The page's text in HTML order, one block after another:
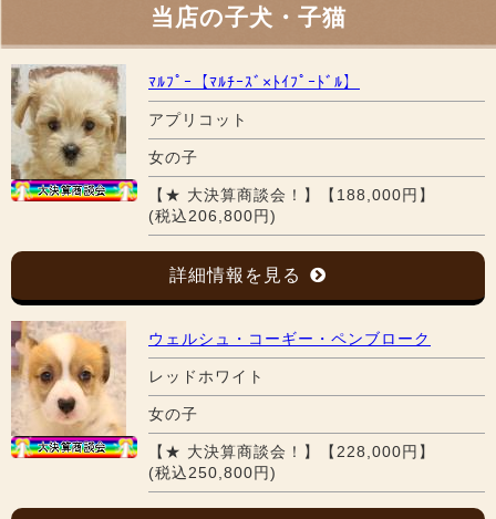
当店の子犬・子猫
ﾏﾙﾌﾟｰ【ﾏﾙﾁｰｽﾞ×ﾄｲﾌﾟｰﾄﾞﾙ】
アプリコット
女の子
【★ 大決算商談会！】【188,000円】
(税込206,800円)
詳細情報を見る
ウェルシュ・コーギー・ペンブローク
レッドホワイト
女の子
【★ 大決算商談会！】【228,000円】
(税込250,800円)